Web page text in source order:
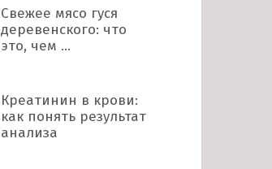
Свежее мясо гуся
деревенского: что
это, чем …
Креатинин в крови:
как понять результат
анализа